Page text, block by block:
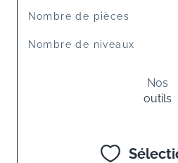
Nombre de pièces
Nombre de niveaux
Nos
outils